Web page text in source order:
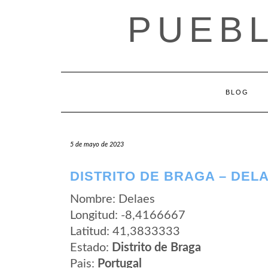
BLOG
5 de mayo de 2023
DISTRITO DE BRAGA –
Nombre: Delaes
Longitud: -8,4166667
Latitud: 41,3833333
Estado: Distrito de Braga
Pais: Portugal